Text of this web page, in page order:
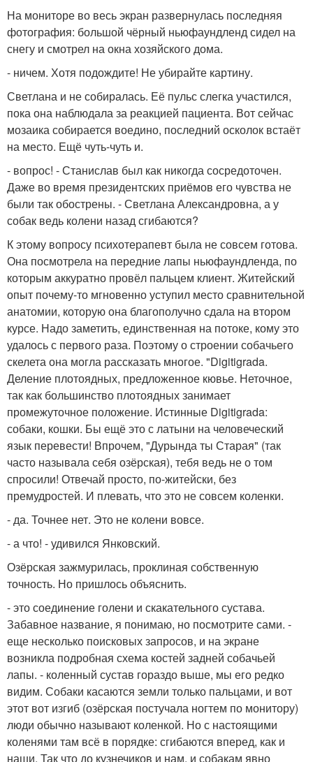
На мониторе во весь экран развернулась последняя
фотография: большой чёрный ньюфаундленд сидел на
снегу и смотрел на окна хозяйского дома.
- ничем. Хотя подождите! Не убирайте картину.
Светлана и не собиралась. Её пульс слегка участился,
пока она наблюдала за реакцией пациента. Вот сейчас
мозаика собирается воедино, последний осколок встаёт
на место. Ещё чуть-чуть и.
- вопрос! - Станислав был как никогда сосредоточен.
Даже во время президентских приёмов его чувства не
были так обострены. - Светлана Александровна, а у
собак ведь колени назад сгибаются?
К этому вопросу психотерапевт была не совсем готова.
Она посмотрела на передние лапы ньюфаундленда, по
которым аккуратно провёл пальцем клиент. Житейский
опыт почему-то мгновенно уступил место сравнительной
анатомии, которую она благополучно сдала на втором
курсе. Надо заметить, единственная на потоке, кому это
удалось с первого раза. Поэтому о строении собачьего
скелета она могла рассказать многое. "Digitigrada.
Деление плотоядных, предложенное кювье. Неточное,
так как большинство плотоядных занимает
промежуточное положение. Истинные Digitigrada:
собаки, кошки. Бы ещё это с латыни на человеческий
язык перевести! Впрочем, "Дурында ты Старая" (так
часто называла себя озёрская), тебя ведь не о том
спросили! Отвечай просто, по-житейски, без
премудростей. И плевать, что это не совсем коленки.
- да. Точнее нет. Это не колени вовсе.
- а что! - удивился Янковский.
Озёрская зажмурилась, проклиная собственную
точность. Но пришлось объяснить.
- это соединение голени и скакательного сустава.
Забавное название, я понимаю, но посмотрите сами. -
еще несколько поисковых запросов, и на экране
возникла подробная схема костей задней собачьей
лапы. - коленный сустав гораздо выше, мы его редко
видим. Собаки касаются земли только пальцами, и вот
этот вот изгиб (озёрская постучала ногтем по монитору)
люди обычно называют коленкой. Но с настоящими
коленями там всё в порядке: сгибаются вперед, как и
наши. Так что до кузнечиков и нам, и собакам явно